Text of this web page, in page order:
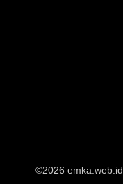
©2026 emka.web.id